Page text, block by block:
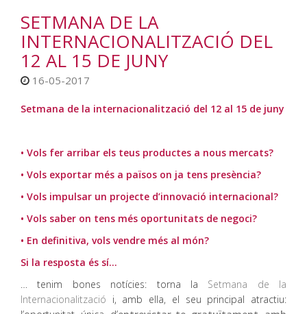
SETMANA DE LA
INTERNACIONALITZACIÓ DEL
12 AL 15 DE JUNY
16-05-2017
Setmana de la internacionalització del 12 al 15 de juny
• Vols fer arribar els teus productes a nous mercats?
• Vols exportar més a països on ja tens presència?
• Vols impulsar un projecte d’innovació internacional?
• Vols saber on tens més oportunitats de negoci?
• En definitiva, vols vendre més al món?
Si la resposta és sí…
… tenim bones notícies: torna la Setmana de la
Internacionalització i, amb ella, el seu principal atractiu: